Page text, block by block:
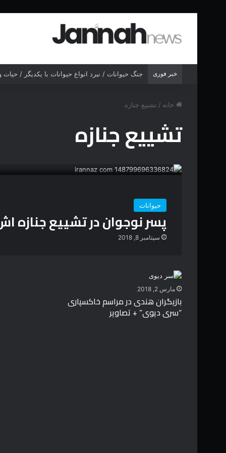
خبر فوری جنگ حیوانات / نبرد انواع حیوانات با یکدیگر /
خانه / تشییع جنازه
تشییع جنازه
حیوانات
پسر نوجوان در تشییع جنازه
سپتامبر 8, 2018
مارس 2, 2018
بازیگران هندی در مراسم خاکسپاری
“سری دیوی” + تصاویر